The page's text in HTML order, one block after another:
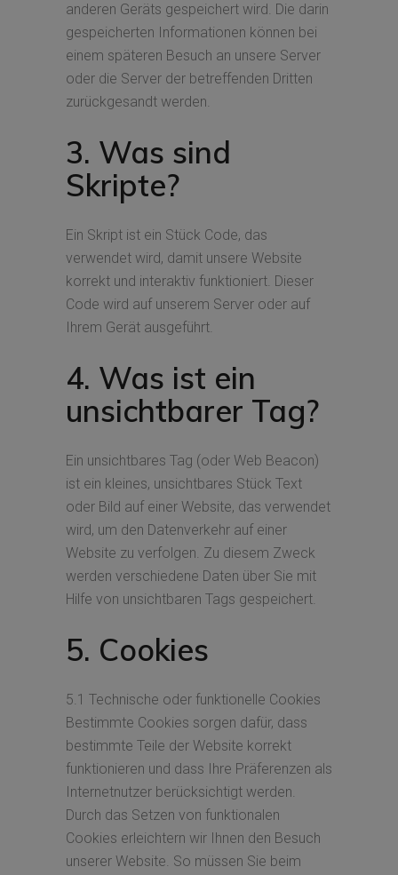
anderen Geräts gespeichert wird. Die darin
gespeicherten Informationen können bei
einem späteren Besuch an unsere Server
oder die Server der betreffenden Dritten
zurückgesandt werden.
3. Was sind
Skripte?
Ein Skript ist ein Stück Code, das
verwendet wird, damit unsere Website
korrekt und interaktiv funktioniert. Dieser
Code wird auf unserem Server oder auf
Ihrem Gerät ausgeführt.
4. Was ist ein
unsichtbarer Tag?
Ein unsichtbares Tag (oder Web Beacon)
ist ein kleines, unsichtbares Stück Text
oder Bild auf einer Website, das verwendet
wird, um den Datenverkehr auf einer
Website zu verfolgen. Zu diesem Zweck
werden verschiedene Daten über Sie mit
Hilfe von unsichtbaren Tags gespeichert.
5. Cookies
5.1 Technische oder funktionelle Cookies
Bestimmte Cookies sorgen dafür, dass
bestimmte Teile der Website korrekt
funktionieren und dass Ihre Präferenzen als
Internetnutzer berücksichtigt werden.
Durch das Setzen von funktionalen
Cookies erleichtern wir Ihnen den Besuch
unserer Website. So müssen Sie beim